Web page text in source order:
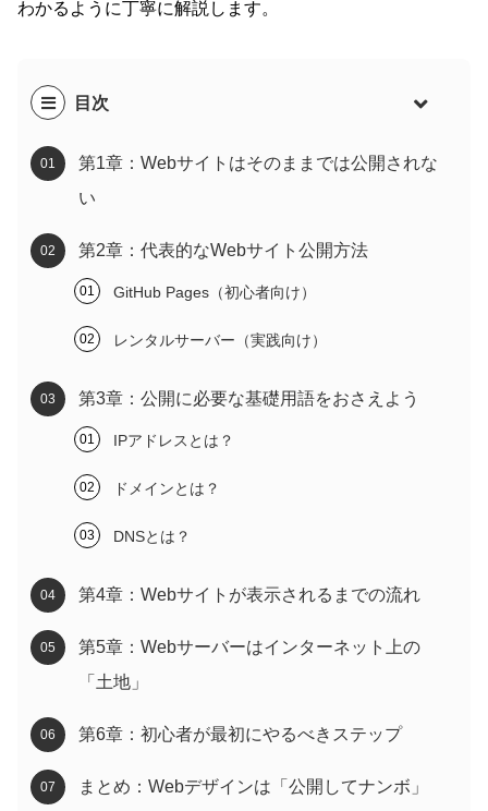
わかるように丁寧に解説します。
目次
第1章：Webサイトはそのままでは公開されな
い
第2章：代表的なWebサイト公開方法
GitHub Pages（初心者向け）
レンタルサーバー（実践向け）
第3章：公開に必要な基礎用語をおさえよう
IPアドレスとは？
ドメインとは？
DNSとは？
第4章：Webサイトが表示されるまでの流れ
第5章：Webサーバーはインターネット上の
「土地」
第6章：初心者が最初にやるべきステップ
まとめ：Webデザインは「公開してナンボ」